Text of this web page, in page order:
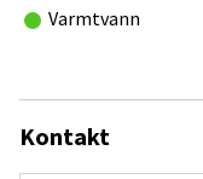
nyttelast, og at
Øyvind Bjørkås:
Ellen Grace Gilbert:
Varmtvann
Kontakt